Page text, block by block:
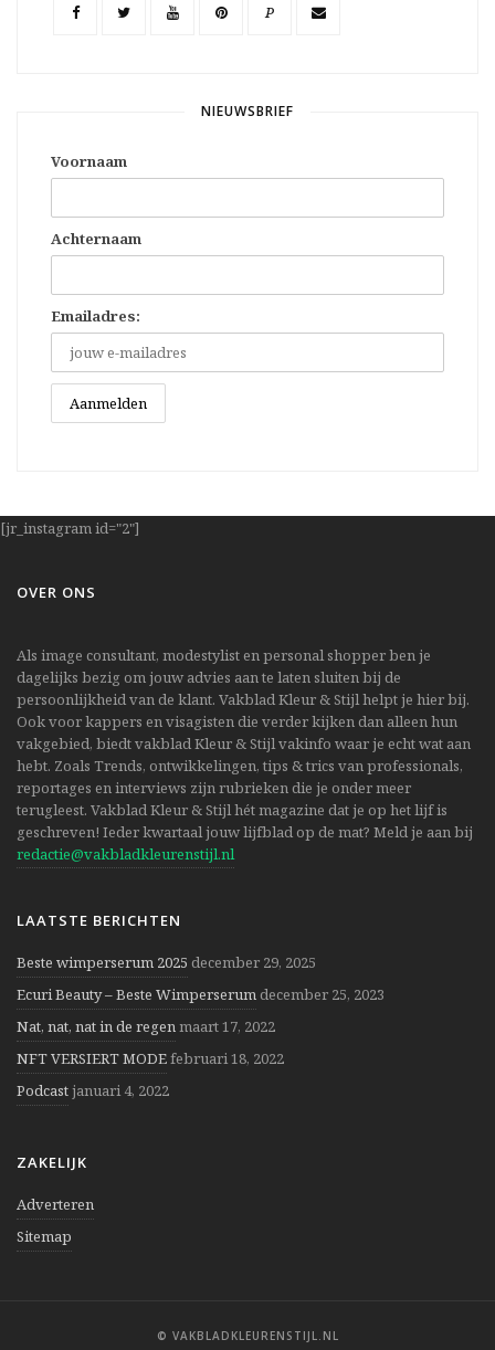
P
NIEUWSBRIEF
Voornaam
Achternaam
Emailadres:
[jr_instagram id="2"]
OVER ONS
Als image consultant, modestylist en personal shopper ben je
dagelijks bezig om jouw advies aan te laten sluiten bij de
persoonlijkheid van de klant. Vakblad Kleur & Stijl helpt je hier bij.
Ook voor kappers en visagisten die verder kijken dan alleen hun
vakgebied, biedt vakblad Kleur & Stijl vakinfo waar je echt wat aan
hebt. Zoals Trends, ontwikkelingen, tips & trics van professionals,
reportages en interviews zijn rubrieken die je onder meer
terugleest. Vakblad Kleur & Stijl hét magazine dat je op het lijf is
geschreven! Ieder kwartaal jouw lijfblad op de mat? Meld je aan bij
redactie@vakbladkleurenstijl.nl
LAATSTE BERICHTEN
Beste wimperserum 2025 december 29, 2025
Ecuri Beauty – Beste Wimperserum december 25, 2023
Nat, nat, nat in de regenmaart 17, 2022
NFT VERSIERT MODEfebruari 18, 2022
Podcastjanuari 4, 2022
ZAKELIJK
Adverteren
Sitemap
© VAKBLADKLEURENSTIJL.NL